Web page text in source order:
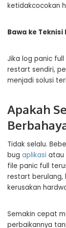
ketidakcocokan
Bawa ke
Jika log panic
restart sendiri,
menjadi solusi
Apakah
Tidak selalu.
bug aplikasi atau
file panic full
restart berulang,
kerusakan
Semakin cepat
perbaikannya